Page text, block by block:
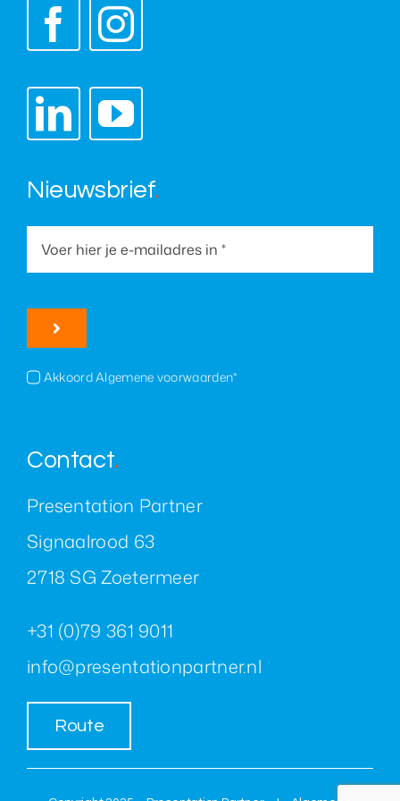
Nieuwsbrief.
Akkoord Algemene voorwaarden*
Contact.
Presentation Partner
Signaalrood 63
2718 SG Zoetermeer
+31 (0)79 361 9011
info@presentationpartner.nl
Route